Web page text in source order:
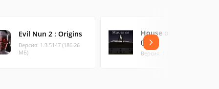
Evil Nun 2 : Origins
Версия: 1.3.5147 (186.26
МБ)
House of Slendrina
(Free)
Версия: 1.5.5 (60.23 МБ)